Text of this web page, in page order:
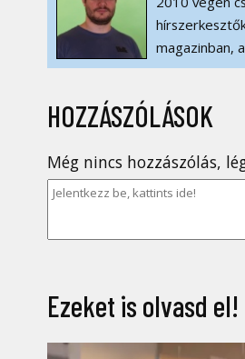
magazinban,
HOZZÁSZÓLÁSOK
Még nincs hozzászólás,
Ezeket is olvasd el!